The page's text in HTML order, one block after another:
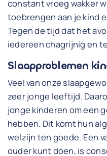
constant vroeg wakker
toebrengen aan je kind
Tegen de tijd dat het
iedereen chagrijnig en
Slaapproblemen
Veel van onze
zeer jonge leeftijd.
jonge kinderen om een
hebben. Dit komt hun
welzijn ten goede. Een
ouder kunt doen, is